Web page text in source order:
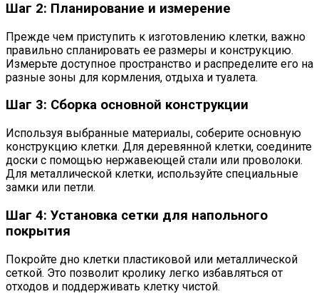
Шаг 2: Планирование и измерение
Прежде чем приступить к изготовлению клетки, важно
правильно спланировать ее размеры и конструкцию.
Измерьте доступное пространство и распределите его на
разные зоны для кормления, отдыха и туалета.
Шаг 3: Сборка основной конструкции
Используя выбранные материалы, соберите основную
конструкцию клетки. Для деревянной клетки, соедините
доски с помощью нержавеющей стали или проволоки.
Для металлической клетки, используйте специальные
замки или петли.
Шаг 4: Установка сетки для напольного
покрытия
Покройте дно клетки пластиковой или металлической
сеткой. Это позволит кролику легко избавляться от
отходов и поддерживать клетку чистой.